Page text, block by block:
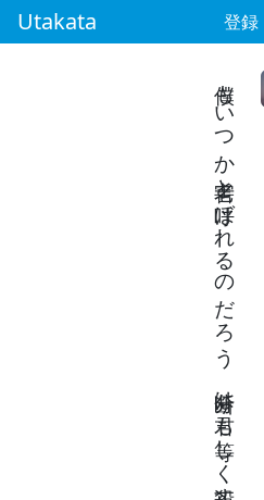
Utakata 登録
僕もいつか老害と呼ばれるのだろう 分断は君も等しく殺す